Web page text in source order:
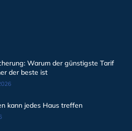
Warum der günstigste Tarif
der beste ist
kann jedes Haus treffen